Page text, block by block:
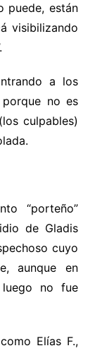
puede, están
visibilizando
a los
porque no es
culpables)
“porteño”
de Gladis
cuyo
aunque en
no fue
Elías F.,